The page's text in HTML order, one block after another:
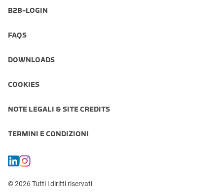
B2B-LOGIN
FAQS
DOWNLOADS
COOKIES
NOTE LEGALI & SITE CREDITS
TERMINI E CONDIZIONI
© 2026 Tutti i diritti riservati